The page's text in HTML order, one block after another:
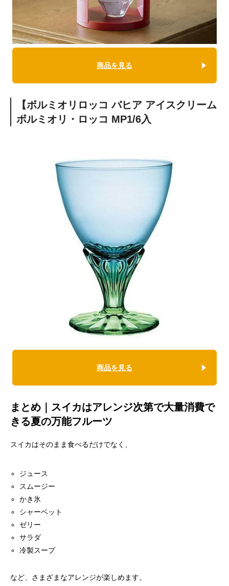
商品を見る
【ボルミオリロッコ バヒア アイスクリーム
ボルミオリ・ロッコ MP1/6入
商品を見る
まとめ｜スイカはアレンジ次第で大量消費で
きる夏の万能フルーツ
スイカはそのまま食べるだけでなく、
ジュース
スムージー
かき氷
シャーベット
ゼリー
サラダ
冷製スープ
など、さまざまなアレンジが楽しめます。